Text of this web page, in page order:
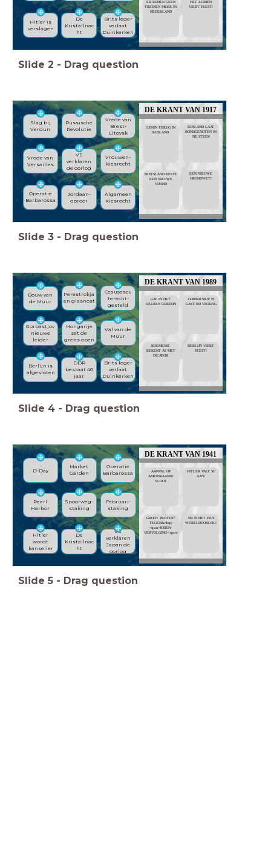
ER RIJDEN GEEN
TREINEN MEER IN
NEDERLAND
HET ZUIDEN
VIERT FEEST!
Brits leger
verlaat
Duinkerken
De
Kristallnac
ht
Hitler is
verslagen
Slide 2 - Drag question
DE KRANT VAN 1917
LENIN TERUG IN
RUSLAND
RUSLAND LAAT
BONDGENOTEN IN
DE STEEK
DUITSLAND HEEFT
EEN NIEUWE
VIJAND
EEN NIEUWE
GRONDWET!
Slag bij
Verdun
Russische
Revolutie
Vrede van
Brest-
Litovsk
Vrede van
Versailles
VS
verklaren
de oorlog
Vrouwen-
kiesrecht
Algemeen
Kiesrecht
Jordaan-
oproer
Operatie
Barbarossa
Slide 3 - Drag question
DE KRANT VAN 1989
GAT IN HET
IJZEREN GORDIJN
GORBATSJOV IS
GAST BIJ VIERING
ROEMENIË
REKENT AF MET
DICATOR
BERLIJN VIERT
FEEST!
Bouw van
de Muur
Perestrokja
en glasnost
Ceaușescu
terecht-
gesteld
Gorbastjov
nieuwe
leider
Hongarije
zet de
grens open
Val van de
Muur
Brits leger
verlaat
Duinkerken
DDR
bestaat 40
jaar
Berlijn is
afgesloten
Slide 4 - Drag question
DE KRANT VAN 1941
AANVAL OP
AMERIKAANSE
VLOOT
HITLER VALT SU
AAN!
GROOT PROTEST
TEGEN&nbsp;
<span>JODEN-
VERVOLGING</span>
NU IS HET EEN
WERELDOORLOG!
D-Day
Market
Garden
Operatie
Barbarossa
Pearl
Harbor
Spoorweg-
staking
Februari-
staking
VS
verklaren
Japan de
oorlog
De
Kristallnac
ht
Hitler
wordt
kanselier
Slide 5 - Drag question